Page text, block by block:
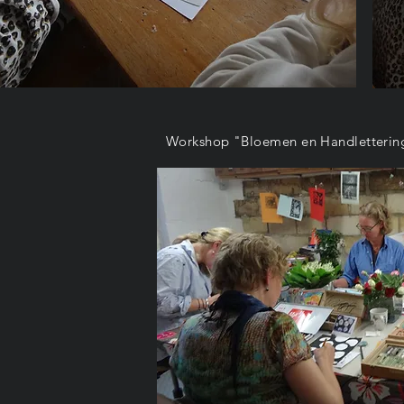
Workshop "Bloemen en